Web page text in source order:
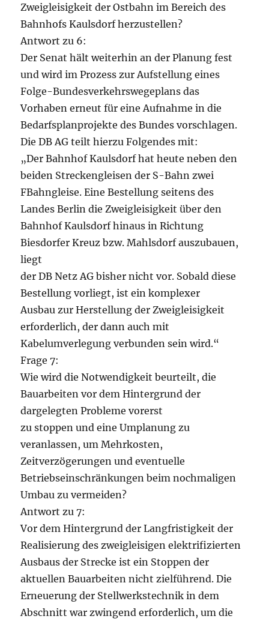
Zweigleisigkeit der Ostbahn im Bereich des
Bahnhofs Kaulsdorf herzustellen?
Antwort zu 6:
Der Senat hält weiterhin an der Planung fest
und wird im Prozess zur Aufstellung eines
Folge-Bundesverkehrswegeplans das
Vorhaben erneut für eine Aufnahme in die
Bedarfsplanprojekte des Bundes vorschlagen.
Die DB AG teilt hierzu Folgendes mit:
„Der Bahnhof Kaulsdorf hat heute neben den
beiden Streckengleisen der S-Bahn zwei
FBahngleise. Eine Bestellung seitens des
Landes Berlin die Zweigleisigkeit über den
Bahnhof Kaulsdorf hinaus in Richtung
Biesdorfer Kreuz bzw. Mahlsdorf auszubauen,
liegt
der DB Netz AG bisher nicht vor. Sobald diese
Bestellung vorliegt, ist ein komplexer
Ausbau zur Herstellung der Zweigleisigkeit
erforderlich, der dann auch mit
Kabelumverlegung verbunden sein wird.“
Frage 7:
Wie wird die Notwendigkeit beurteilt, die
Bauarbeiten vor dem Hintergrund der
dargelegten Probleme vorerst
zu stoppen und eine Umplanung zu
veranlassen, um Mehrkosten,
Zeitverzögerungen und eventuelle
Betriebseinschränkungen beim nochmaligen
Umbau zu vermeiden?
Antwort zu 7:
Vor dem Hintergrund der Langfristigkeit der
Realisierung des zweigleisigen elektrifizierten
Ausbaus der Strecke ist ein Stoppen der
aktuellen Bauarbeiten nicht zielführend. Die
Erneuerung der Stellwerkstechnik in dem
Abschnitt war zwingend erforderlich, um die